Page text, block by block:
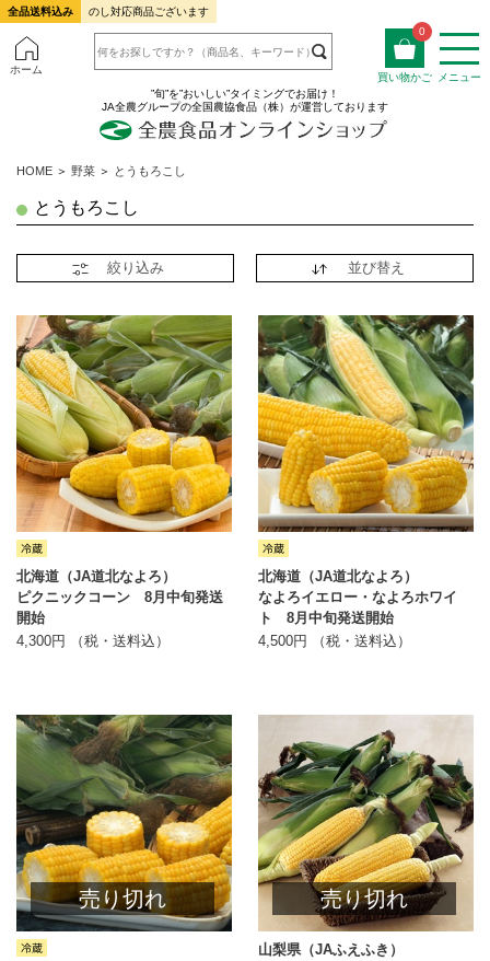
全品送料込み のし対応商品ございます
ホーム
0
買い物かご
メニュー
”旬”を”おいしい”タイミングでお届け！
JA全農グループの全国農協食品（株）が運営しております
HOME ＞ 野菜 ＞ とうもろこし
とうもろこし
絞り込み 並び替え
北海道（JA道北なよろ）
ピクニックコーン 8月中旬発送
開始
4,300円 （税・送料込）
北海道（JA道北なよろ）
なよろイエロー・なよろホワイ
ト 8月中旬発送開始
4,500円 （税・送料込）
売り切れ 売り切れ
山梨県（JAふえふき）